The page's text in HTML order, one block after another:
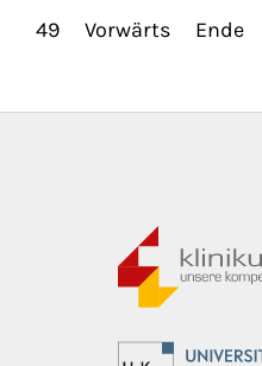
49
Vorwärts Ende